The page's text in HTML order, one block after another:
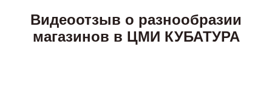
Видеоотзыв о разнообразии
магазинов в ЦМИ КУБАТУРА